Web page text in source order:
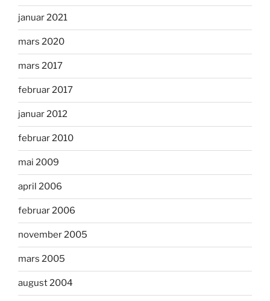
januar 2021
mars 2020
mars 2017
februar 2017
januar 2012
februar 2010
mai 2009
april 2006
februar 2006
november 2005
mars 2005
august 2004